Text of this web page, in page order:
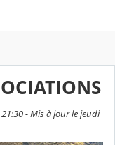
- Mis à jour le jeudi